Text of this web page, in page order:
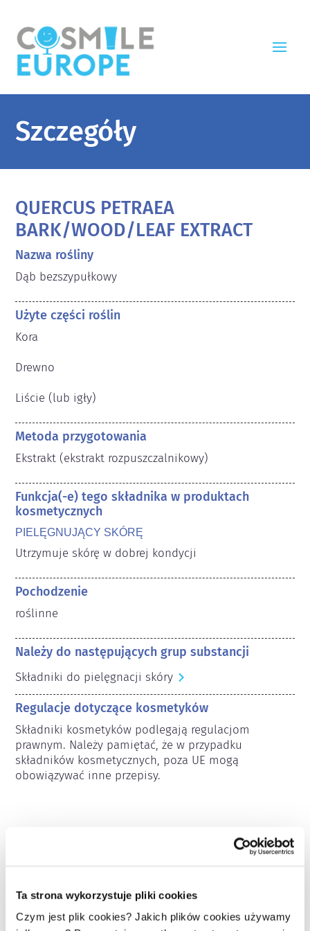
Ta strona wykorzystuje pliki cookies
Czym jest plik cookies? Jakich plików cookies używamy
Szczegóły
QUERCUS PETRAEA
BARK/WOOD/LEAF EXTRACT
Nazwa rośliny
Dąb bezszypułkowy
Użyte części roślin
Kora
Drewno
Liście (lub igły)
Metoda przygotowania
Ekstrakt (ekstrakt rozpuszczalnikowy)
Funkcja(-e) tego składnika w produktach
kosmetycznych
PIELĘGNUJĄCY SKÓRĘ
Utrzymuje skórę w dobrej kondycji
Pochodzenie
roślinne
Należy do następujących grup substancji
Składniki do pielęgnacji skóry
Regulacje dotyczące kosmetyków
Składniki kosmetyków podlegają regulacjom
prawnym. Należy pamiętać, że w przypadku
składników kosmetycznych, poza UE mogą
obowiązywać inne przepisy.
Poznaj swoje kosmetyki
W jaki sposób zapewnia się
bezpieczeństwo kosmetyków w Europie?
Przepisy UE wymagają, aby produkty